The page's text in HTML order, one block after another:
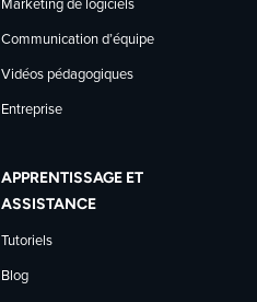
Marketing de logiciels
Communication d’équipe
Vidéos pédagogiques
Entreprise
APPRENTISSAGE ET
ASSISTANCE
Tutoriels
Blog